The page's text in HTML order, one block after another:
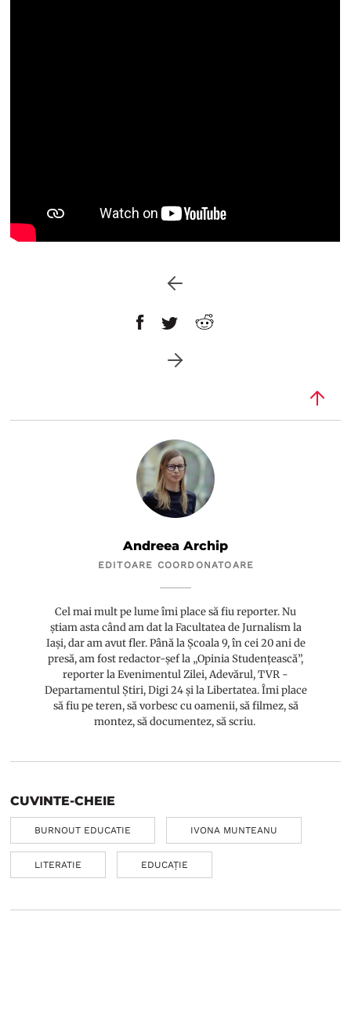
Andreea Archip
EDITOARE COORDONATOARE
Cel mai mult pe lume îmi place să fiu reporter. Nu
știam asta când am dat la Facultatea de Jurnalism la
Iași, dar am avut fler. Până la Școala 9, în cei 20 ani de
presă, am fost redactor-șef la „Opinia Studențească”,
reporter la Evenimentul Zilei, Adevărul, TVR -
Departamentul Știri, Digi 24 și la Libertatea. Îmi place
să fiu pe teren, să vorbesc cu oamenii, să filmez, să
montez, să documentez, să scriu.
CUVINTE-CHEIE
BURNOUT EDUCATIE IVONA MUNTEANU
LITERATIE EDUCAȚIE